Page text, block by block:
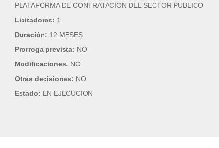
PLATAFORMA DE CONTRATACION DEL SECTOR PUBLICO
Licitadores: 1
Duración: 12 MESES
Prorroga prevista: NO
Modificaciones: NO
Otras decisiones: NO
Estado: EN EJECUCION